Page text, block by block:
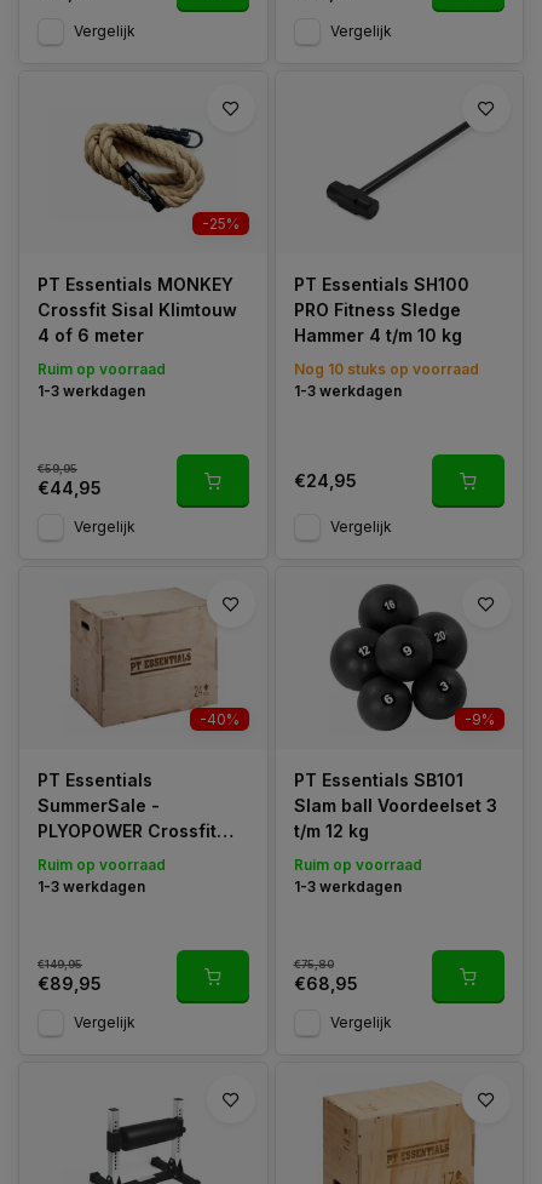
Vergelijk Vergelijk
-25%
PT Essentials MONKEY
Crossfit Sisal Klimtouw
4 of 6 meter
Ruim op voorraad
1-3 werkdagen
€59,95
€44,95
Vergelijk
PT Essentials SH100
PRO Fitness Sledge
Hammer 4 t/m 10 kg
Nog 10 stuks op voorraad
1-3 werkdagen
€24,95
Vergelijk
-40%
PT Essentials
SummerSale -
PLYOPOWER Crossfit
Houten Plyobox
Ruim op voorraad
1-3 werkdagen
€149,95
€89,95
Vergelijk
-9%
PT Essentials SB101
Slam ball Voordeelset 3
t/m 12 kg
Ruim op voorraad
1-3 werkdagen
€75,80
€68,95
Vergelijk